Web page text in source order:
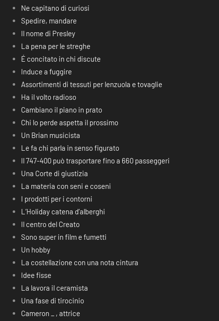
Ne capitano di curiosi
Spedire, mandare
Il nome di Presley
La pena per le streghe
É concitato in chi discute
Induce a fuggire
Assortimenti di tessuti per lenzuola e tovaglie
Ha il volto radioso
Cambiano il piano in prato
Chi lo perde aspetta il prossimo
Un Brian musicista
Le fa chi parla in senso figurato
Il 747-400 può trasportare fino a 660 passeggeri
Una Corte di giustizia
La materia con seni e coseni
I prodotti per i contorni
L’Holiday catena d’alberghi
Il centro del Creato
Sono super in film e fumetti
Un hobby
La costellazione con una nota cintura
Idee fisse
La lavora il ceramista
Una fase di tirocinio
Cameron _ , attrice